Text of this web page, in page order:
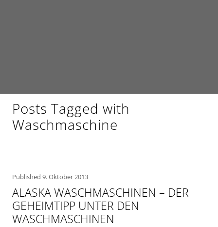
Posts Tagged with
Waschmaschine
Published 9. Oktober 2013
ALASKA WASCHMASCHINEN – DER
GEHEIMTIPP UNTER DEN
WASCHMASCHINEN